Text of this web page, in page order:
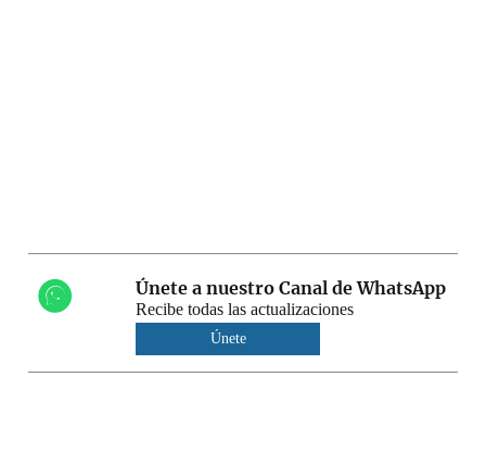
Únete a nuestro Canal de WhatsApp
Recibe todas las actualizaciones
Únete